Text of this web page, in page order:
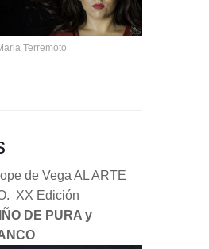
Terremoto
de Vega AL ARTE
XX Edición
DE PURA y